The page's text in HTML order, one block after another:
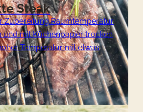
Steak
Zubereitung Raumtemperatur
und mit Küchenpapier trocken
Temperatur mit etwas